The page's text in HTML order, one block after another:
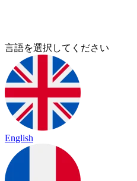
言語を選択してください
English